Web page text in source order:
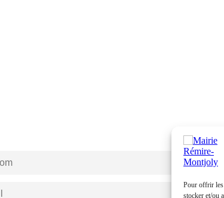
Pour offrir les
stocker et/ou